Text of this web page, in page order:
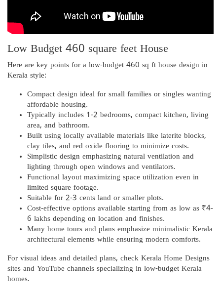
Low Budget 460 square feet House
Here are key points for a low-budget 460 sq ft house design in
Kerala style:
Compact design ideal for small families or singles wanting
affordable housing.
Typically includes 1-2 bedrooms, compact kitchen, living
area, and bathroom.
Built using locally available materials like laterite blocks,
clay tiles, and red oxide flooring to minimize costs.
Simplistic design emphasizing natural ventilation and
lighting through open windows and ventilators.
Functional layout maximizing space utilization even in
limited square footage.
Suitable for 2-3 cents land or smaller plots.
Cost-effective options available starting from as low as ₹4-
6 lakhs depending on location and finishes.
Many home tours and plans emphasize minimalistic Kerala
architectural elements while ensuring modern comforts.
For visual ideas and detailed plans, check Kerala Home Designs
sites and YouTube channels specializing in low-budget Kerala
homes.